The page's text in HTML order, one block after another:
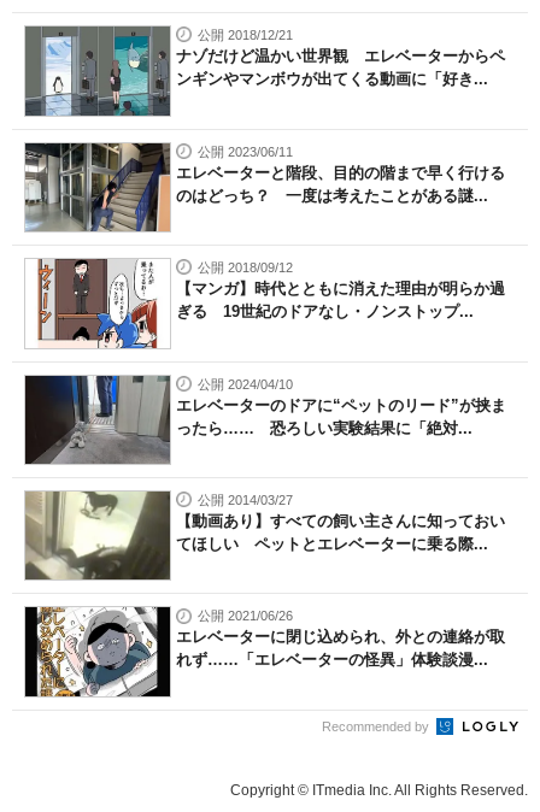
公開 2018/12/21
ナゾだけど温かい世界観 エレベーターからペ
ンギンやマンボウが出てくる動画に「好き...
公開 2023/06/11
エレベーターと階段、目的の階まで早く行ける
のはどっち？ 一度は考えたことがある謎...
公開 2018/09/12
【マンガ】時代とともに消えた理由が明らか過
ぎる 19世紀のドアなし・ノンストップ...
公開 2024/04/10
エレベーターのドアに“ペットのリード”が挟ま
ったら…… 恐ろしい実験結果に「絶対...
公開 2014/03/27
【動画あり】すべての飼い主さんに知っておい
てほしい ペットとエレベーターに乗る際...
公開 2021/06/26
エレベーターに閉じ込められ、外との連絡が取
れず……「エレベーターの怪異」体験談漫...
Recommended by
Copyright © ITmedia Inc. All Rights Reserved.